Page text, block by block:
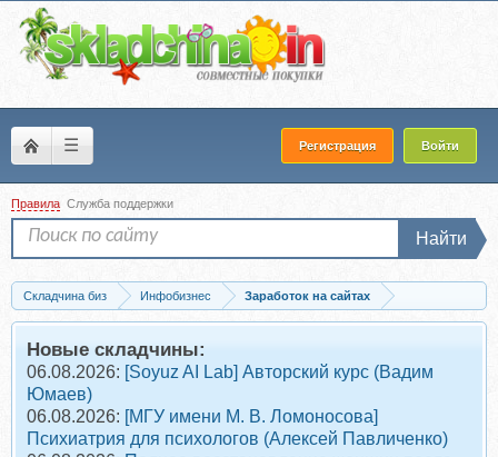
☰ Регистрация Войти
Правила Служба поддержки
Найти
Складчина биз Инфобизнес
Заработок на сайтах
Скачать Landing Page с Админкой, 2014
Новые складчины:
06.08.2026: [Soyuz AI Lab] Авторский курс (Вадим
Юмаев)
06.08.2026: [МГУ имени М. В. Ломоносова]
Психиатрия для психологов (Алексей Павличенко)